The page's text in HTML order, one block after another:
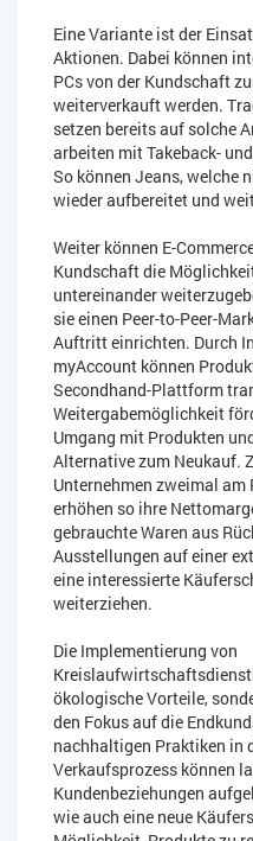
Eine Variante ist der
Aktionen. Dabei können
PCs von der Kundschaft
weiterverkauft werden.
setzen bereits auf solche
arbeiten mit Takeback-
So können Jeans, welche
wieder aufbereitet und
Weiter können E-
Kundschaft die
untereinander
sie einen Peer-to-Peer-
Auftritt einrichten. Durch
myAccount können
Secondhand-Plattform
Weitergabemöglichkeit
Umgang mit Produkten
Alternative zum Neukauf.
Unternehmen zweimal am
erhöhen so ihre
gebrauchte Waren aus
Ausstellungen auf einer
eine interessierte
weiterziehen.
Die Implementierung von
ökologische Vorteile,
den Fokus auf die
nachhaltigen Praktiken in
Verkaufsprozess können
Kundenbeziehungen
wie auch eine neue